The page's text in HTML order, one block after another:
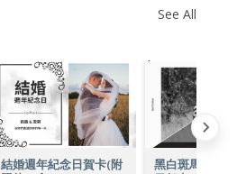
See All
結婚週年紀念日賀卡(附
黑白斑馬世界